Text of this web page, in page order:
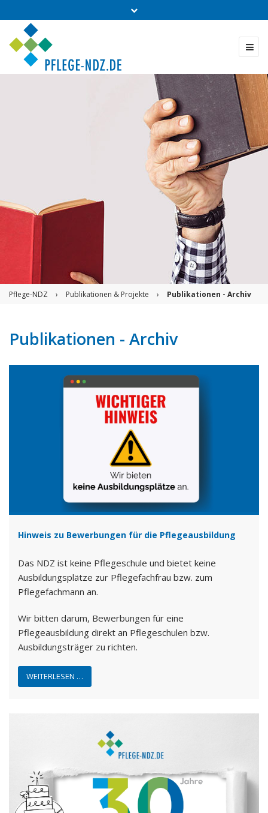
Pflege-NDZ › Publikationen & Projekte › Publikationen - Archiv
Publikationen - Archiv
Hinweis zu Bewerbungen für die Pflegeausbildung
Das NDZ ist keine Pflegeschule und bietet keine
Ausbildungsplätze zur Pflegefachfrau bzw. zum
Pflegefachmann an.
Wir bitten darum, Bewerbungen für eine
Pflegeausbildung direkt an Pflegeschulen bzw.
Ausbildungsträger zu richten.
WEITERLESEN …